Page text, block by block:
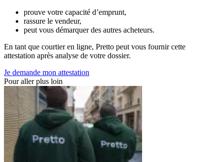
prouve votre capacité d’emprunt,
rassure le vendeur,
peut vous démarquer des autres acheteurs.
En tant que courtier en ligne, Pretto peut vous fournir cette
attestation après analyse de votre dossier.
Je demande mon attestation
Pour aller plus loin